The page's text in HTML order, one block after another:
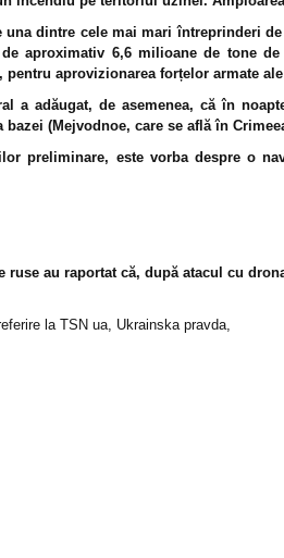
una dintre cele mai mari întreprinderi
aproximativ 6,6 milioane de tone
aprovizionarea forțelor armate
a adăugat, de asemenea, că în
(Mejvodnoe, care se află în
preliminare, este vorba despre o
ruse au raportat că, după atacul cu
la TSN ua, Ukrainska pravda,